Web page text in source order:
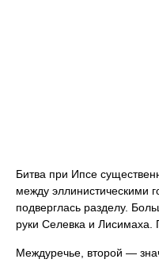
Битва при Ипсе
между эллинистическими
подверглась разделу.
руки Селевка и
Междуречье, второй —